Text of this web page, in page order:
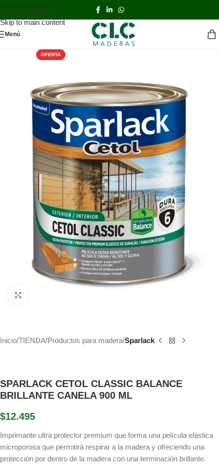
Skip to navigation
Skip to main content
Menú
OFERTA
Inicio TIENDA Productos para madera Sparlack
SPARLACK CETOL CLASSIC BALANCE
BRILLANTE CANELA 900 ML
$12.495
Imprimante ultra protector premium que forma una película elástica
microporosa que permitirá respirar a la madera y ofreciendo una
protección por dentro de la madera con una terminación brillante.